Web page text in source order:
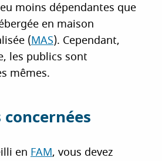
moins dépendantes que
en maison
(MAS). Cependant,
les publics sont
mêmes.
concernées
en FAM, vous devez